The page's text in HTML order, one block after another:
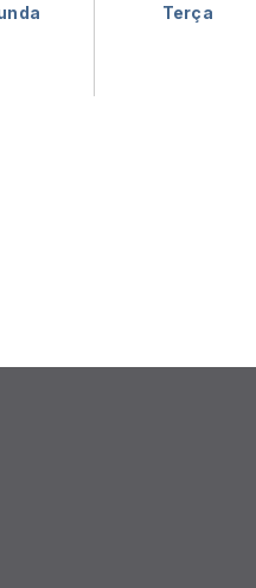
Terça